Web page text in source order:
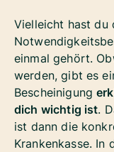
Vielleicht hast du
einmal gehört.
werden, gibt es
Bescheinigung
dich wichtig ist.
ist dann die
Krankenkasse. In